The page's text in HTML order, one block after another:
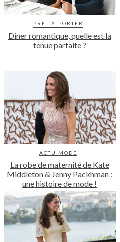
PRÊT-À-PORTER
Dîner romantique, quelle est la
tenue parfaite ?
ACTU MODE
La robe de maternité de Kate
Middleton & Jenny Packhman :
une histoire de mode !